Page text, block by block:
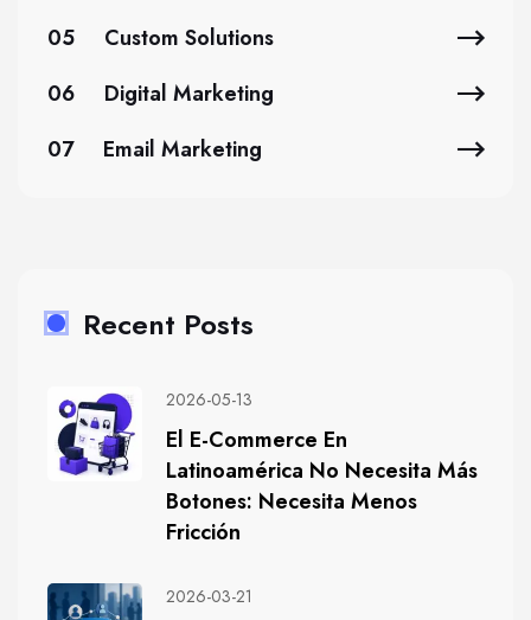
05
Custom Solutions
06
Digital Marketing
07
Email Marketing
Recent Posts
2026-05-13
El E-Commerce En
Latinoamérica No Necesita Más
Botones: Necesita Menos
Fricción
2026-03-21